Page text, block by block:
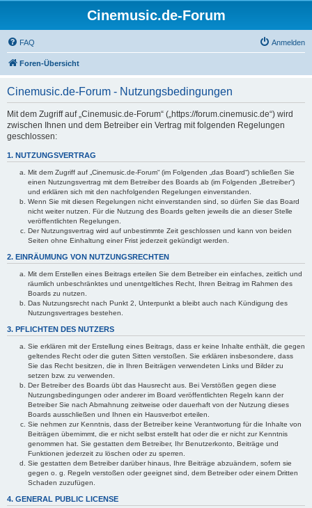
Cinemusic.de-Forum
FAQ Anmelden
Foren-Übersicht
Cinemusic.de-Forum - Nutzungsbedingungen
Mit dem Zugriff auf „Cinemusic.de-Forum“ („https://forum.cinemusic.de“) wird
zwischen Ihnen und dem Betreiber ein Vertrag mit folgenden Regelungen
geschlossen:
1. NUTZUNGSVERTRAG
Mit dem Zugriff auf „Cinemusic.de-Forum“ (im Folgenden „das Board“) schließen Sie
einen Nutzungsvertrag mit dem Betreiber des Boards ab (im Folgenden „Betreiber“)
und erklären sich mit den nachfolgenden Regelungen einverstanden.
Wenn Sie mit diesen Regelungen nicht einverstanden sind, so dürfen Sie das Board
nicht weiter nutzen. Für die Nutzung des Boards gelten jeweils die an dieser Stelle
veröffentlichten Regelungen.
Der Nutzungsvertrag wird auf unbestimmte Zeit geschlossen und kann von beiden
Seiten ohne Einhaltung einer Frist jederzeit gekündigt werden.
2. EINRÄUMUNG VON NUTZUNGSRECHTEN
Mit dem Erstellen eines Beitrags erteilen Sie dem Betreiber ein einfaches, zeitlich und
räumlich unbeschränktes und unentgeltliches Recht, Ihren Beitrag im Rahmen des
Boards zu nutzen.
Das Nutzungsrecht nach Punkt 2, Unterpunkt a bleibt auch nach Kündigung des
Nutzungsvertrages bestehen.
3. PFLICHTEN DES NUTZERS
Sie erklären mit der Erstellung eines Beitrags, dass er keine Inhalte enthält, die gegen
geltendes Recht oder die guten Sitten verstoßen. Sie erklären insbesondere, dass
Sie das Recht besitzen, die in Ihren Beiträgen verwendeten Links und Bilder zu
setzen bzw. zu verwenden.
Der Betreiber des Boards übt das Hausrecht aus. Bei Verstößen gegen diese
Nutzungsbedingungen oder anderer im Board veröffentlichten Regeln kann der
Betreiber Sie nach Abmahnung zeitweise oder dauerhaft von der Nutzung dieses
Boards ausschließen und Ihnen ein Hausverbot erteilen.
Sie nehmen zur Kenntnis, dass der Betreiber keine Verantwortung für die Inhalte von
Beiträgen übernimmt, die er nicht selbst erstellt hat oder die er nicht zur Kenntnis
genommen hat. Sie gestatten dem Betreiber, Ihr Benutzerkonto, Beiträge und
Funktionen jederzeit zu löschen oder zu sperren.
Sie gestatten dem Betreiber darüber hinaus, Ihre Beiträge abzuändern, sofern sie
gegen o. g. Regeln verstoßen oder geeignet sind, dem Betreiber oder einem Dritten
Schaden zuzufügen.
4. GENERAL PUBLIC LICENSE